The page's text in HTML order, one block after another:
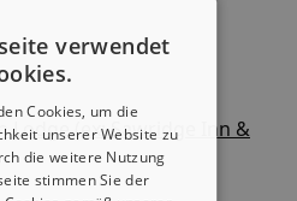
Lodge (ex: Sawridge Inn &
verwendet
Cookies, um die
unserer Website zu
die weitere Nutzung
stimmen Sie der